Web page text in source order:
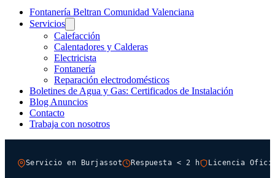
Fontanería Beltran Comunidad Valenciana
Servicios
Calefacción
Calentadores y Calderas
Electricista
Fontanería
Reparación electrodomésticos
Boletines de Agua y Gas: Certificados de Instalación
Blog Anuncios
Contacto
Trabaja con nosotros
Servicio en Burjassot Respuesta < 2 h Licencia